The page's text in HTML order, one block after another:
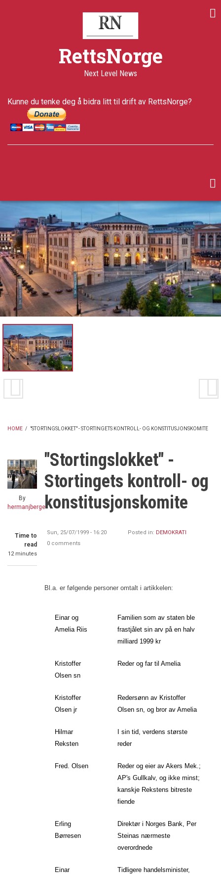
RettsNorge
Next Level News
Kunne du tenke deg å bidra litt til drift av RettsNorge?
HOME / "STORTINGSLOKKET" - STORTINGETS KONTROLL- OG KONSTITUSJONSKOMITE
By
hermanjberge
Time to
read
12 minutes
Last
updated
5 years ago
"Stortingslokket" -
Stortingets kontroll- og
konstitusjonskomite
Sun, 25/07/1999 - 16:20 Posted in: DEMOKRATI
0 comments
Bl.a. er følgende personer omtalt i artikkelen:
Einar og
Amelia Riis
Familien som av staten ble
frastjålet sin arv på en halv
milliard 1999 kr
Kristoffer
Olsen sn
Reder og far til Amelia
Kristoffer
Olsen jr
Redersønn av Kristoffer
Olsen sn, og bror av Amelia
Hilmar
Reksten
I sin tid, verdens største
reder
Fred. Olsen
Reder og eier av Akers Mek.;
AP's Gullkalv, og ikke minst;
kanskje Rekstens bitreste
fiende
Erling
Børresen
Direktør i Norges Bank, Per
Steinas nærmeste
overordnede
Einar
Tidligere handelsminister,